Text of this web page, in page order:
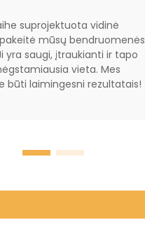
suprojektuota vidinė
mūsų bendruomenės
yra saugi, įtraukianti ir tapo
vieta. Mes
būti laimingesni rezultatais!